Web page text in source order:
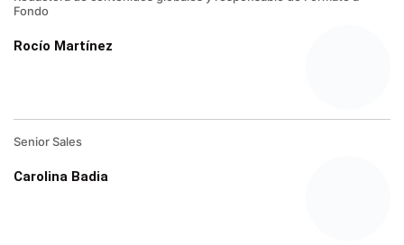
Fondo
Rocío Martínez
Senior Sales
Carolina Badia